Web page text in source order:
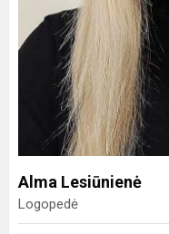
Alma Lesiūnienė
Logopedė